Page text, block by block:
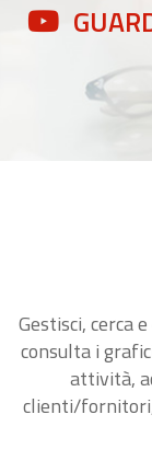
Gestisci, cerca
consulta i
attività,
clienti/